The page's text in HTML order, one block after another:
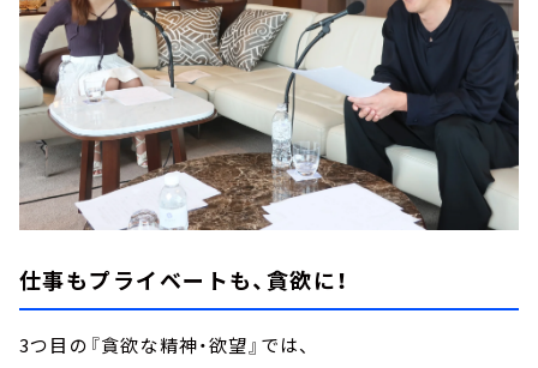
仕事もプライベートも、貪欲に！
3つ目の『貪欲な精神・欲望』では、